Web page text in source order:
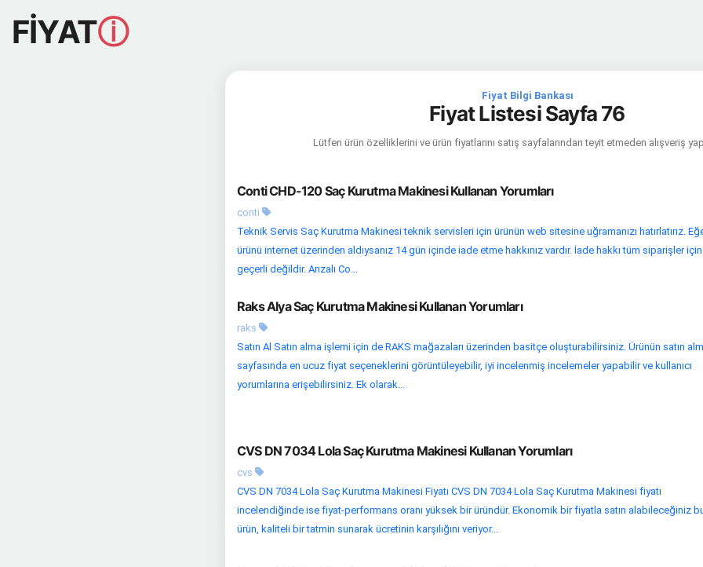
FİYATⓘ
Fiyat Bilgi Bankası
Fiyat Listesi Sayfa 76
Lütfen ürün özelliklerini ve ürün fiyatlarını satış sayfalarından teyit etmeden alışveriş
Conti CHD-120 Saç Kurutma Makinesi Kullanan Yorumları
conti
Teknik Servis Saç Kurutma Makinesi teknik servisleri için ürünün web sitesine uğramanızı hatırlatırız.
ürünü internet üzerinden aldıysanız 14 gün içinde iade etme hakkınız vardır. İade hakkı tüm siparişler için
geçerli değildir. Arızalı Co...
Raks Alya Saç Kurutma Makinesi Kullanan Yorumları
raks
Satın Al Satın alma işlemi için de RAKS mağazaları üzerinden basitçe oluşturabilirsiniz. Ürünün satın
sayfasında en ucuz fiyat seçeneklerini görüntüleyebilir, iyi incelenmiş incelemeler yapabilir ve kullanıcı
yorumlarına erişebilirsiniz. Ek olarak...
CVS DN 7034 Lola Saç Kurutma Makinesi Kullanan Yorumları
cvs
CVS DN 7034 Lola Saç Kurutma Makinesi Fiyatı CVS DN 7034 Lola Saç Kurutma Makinesi fiyatı
incelendiğinde ise fiyat-performans oranı yüksek bir üründür. Ekonomik bir fiyatla satın alabileceğiniz
ürün, kaliteli bir tatmin sunarak ücretinin karşılığını veriyor...